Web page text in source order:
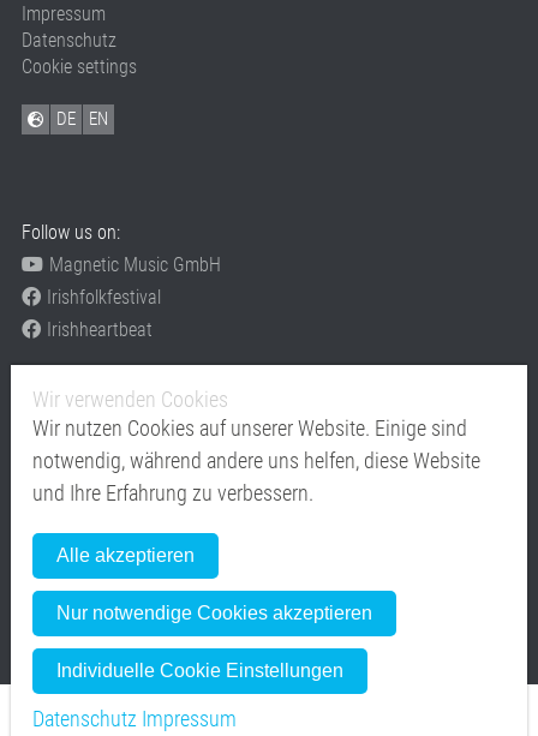
Impressum
Datenschutz
Cookie settings
DE EN
Follow us on:
Magnetic Music GmbH
Irishfolkfestival
Irishheartbeat
www.irishfolkfestival.de
www.Irishheartbeat.eu
Mitglied im
Copyright © Magnetic Music GmbH - moving emotions from stage to stage
Wir verwenden Cookies
Wir nutzen Cookies auf unserer Website. Einige sind
notwendig, während andere uns helfen, diese Website
und Ihre Erfahrung zu verbessern.
Alle akzeptieren
Nur notwendige Cookies akzeptieren
Individuelle Cookie Einstellungen
Datenschutz Impressum